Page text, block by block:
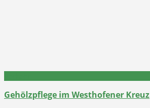
Gehölzpflege im Westhofener Kreuz